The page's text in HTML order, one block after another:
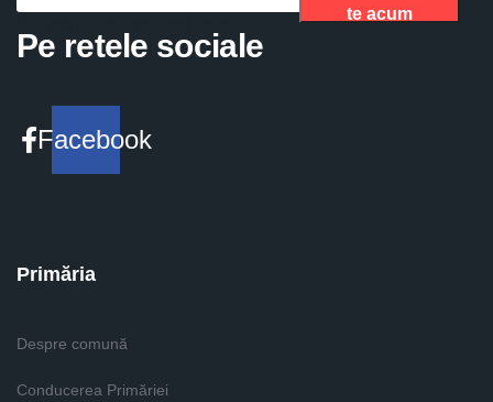
te acum
Pe retele sociale
Facebook
Primăria
Despre comună
Conducerea Primăriei